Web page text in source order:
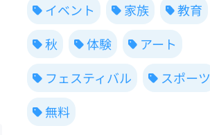
イベント
家族
教育
秋
体験
アート
フェスティバル
スポーツ
無料